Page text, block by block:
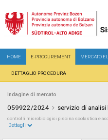
HOME E-PROCUREMENT MERCATO
DETTAGLIO PROCEDURA
Indagine di mercato
059922/2024 servizio di
controlli microbiologici piscina scolastica e
Dettagli